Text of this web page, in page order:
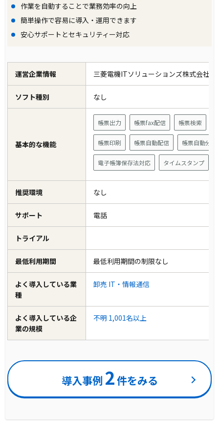
作業を自動することで業務効率の向上
簡単操作で容易に導入・運用できます
安心サポートとセキュリティー対応
運営企業情報 三菱電機ITソリューションズ株式会社
ソフト種別 なし
基本的な機能
帳票出力 帳票fax配信 帳票検索
帳票印刷 帳票自動配信 帳票自動分類
電子帳簿保存法対応 タイムスタンプ
推奨環境 なし
サポート 電話
トライアル
最低利用期間 最低利用期間の制限なし
よく導入している業
種
卸売 IT・情報通信
よく導入している企
業の規模
不明 1,001名以上
導入事例 2件をみる